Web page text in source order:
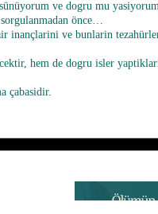
ve dogru mu
önce…
inançlarini ve bunlarin
hem de dogru isler
çabasidir.